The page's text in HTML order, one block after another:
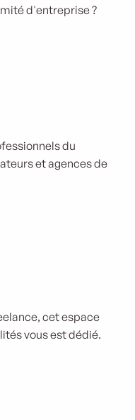
d'entreprise ?
du
et agences de
cet espace
vous est dédié.